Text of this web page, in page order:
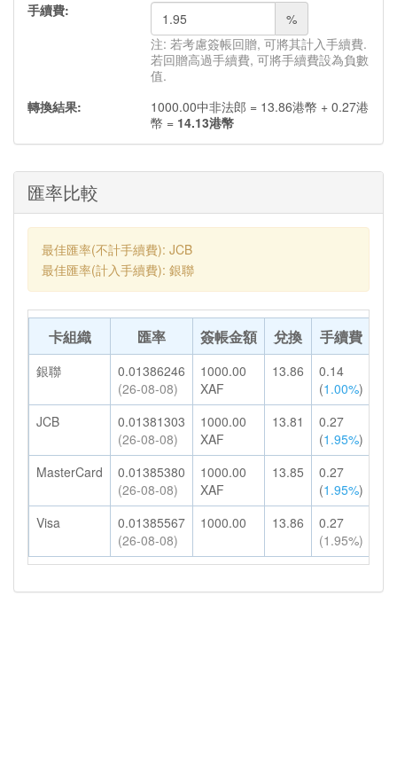
手續費:
%
注: 若考慮簽帳回贈, 可將其計入手續費.
若回贈高過手續費, 可將手續費設為負數
值.
轉換結果:
1000.00中非法郎 = 13.86港幣 + 0.27港
幣 = 14.13港幣
匯率比較
最佳匯率(不計手續費): JCB
最佳匯率(計入手續費): 銀聯
卡組織 匯率 簽帳金額 兌換 手續費
銀聯
0.01386246
(26-08-08)
1000.00
XAF
13.86
0.14
(1.00%)
JCB
0.01381303
(26-08-08)
1000.00
XAF
13.81
0.27
(1.95%)
MasterCard
0.01385380
(26-08-08)
1000.00
XAF
13.85
0.27
(1.95%)
Visa
0.01385567
(26-08-08)
1000.00 13.86
0.27
(1.95%)